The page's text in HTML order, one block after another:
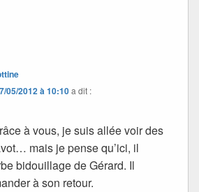
05/2012 à 10:10a dit :
à vous, je suis allée voir des
mais je pense qu’ici, il
bidouillage de Gérard. Il
à son retour.